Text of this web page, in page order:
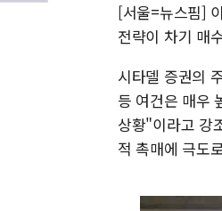
[서울=뉴스핌]
전략이 차기 매
시타델 증권의
등 여건은 매우
상황"이라고 강
적 촉매에 극도